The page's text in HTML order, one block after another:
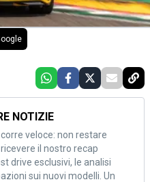
NOTIZIE
veloce: non restare
il nostro recap
drive esclusivi, le analisi
sui nuovi modelli. Un